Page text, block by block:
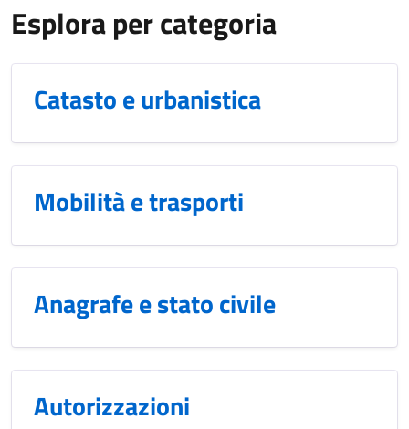
Esplora per categoria
Catasto e urbanistica
Mobilità e trasporti
Anagrafe e stato civile
Autorizzazioni